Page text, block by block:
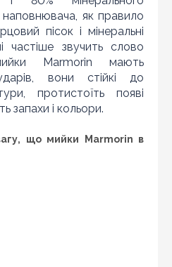
як правило
пісок і мінеральні
частіше звучить слово
Marmorin мають
вони стійкі до
протистоїть появі
запахи і кольори.
що мийки Marmorin в
Якщо ви блукаючи
потрібного Вам товару
нам знати, і ми будемо
для Вас ціну (за умови,
бути у конкурента в
товар в іншому інтернет-